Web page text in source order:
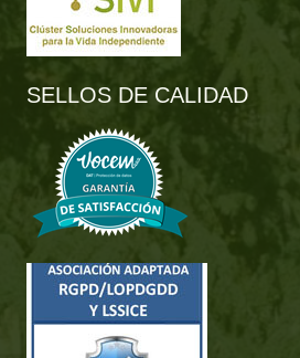
SELLOS DE CALIDAD